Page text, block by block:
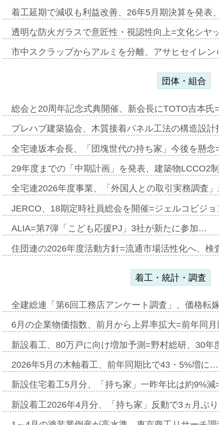
着工延期で減収も利益改善、26年5月期決算を発表
透明な防火ガラスで意匠性・視認性向上=文化シヤ
市中スクラップからアルミを分離、アサヒセイレ
団体・組合
総会と20周年記念式典開催、新会長にTOTO吉本氏
プレハブ建築協会、木質接着パネル工法の構造設
全宅連坂本会長、「団塊世代の持ち家」今後を懸
29年度までの「中期計画」を発表、建築物LCCO2
全宅連2026年度事業、「外国人との取引実務調査
JERCO、18期定時社員総会を開催=ジェルコビジ
ALIA=第7弾「こども応援PJ」3社が新たに参加…
住団連の2026年度活動方針=流通市場活性化へ、検
着工・統計・調査
全建総連「第6回工務店アンケート調査」、価格転
6月の企業物価指数、前月から上昇率拡大=前年同
新設着工、80万戸に向け増加予測=野村総研、30年
2026年5月の木軸着工、前年同期比で43・5%増に…
新設住宅着工5月分、「持ち家」一昨年比は約9%
新設着工2026年4月分、「持ち家」反動で3ヵ月ぶ